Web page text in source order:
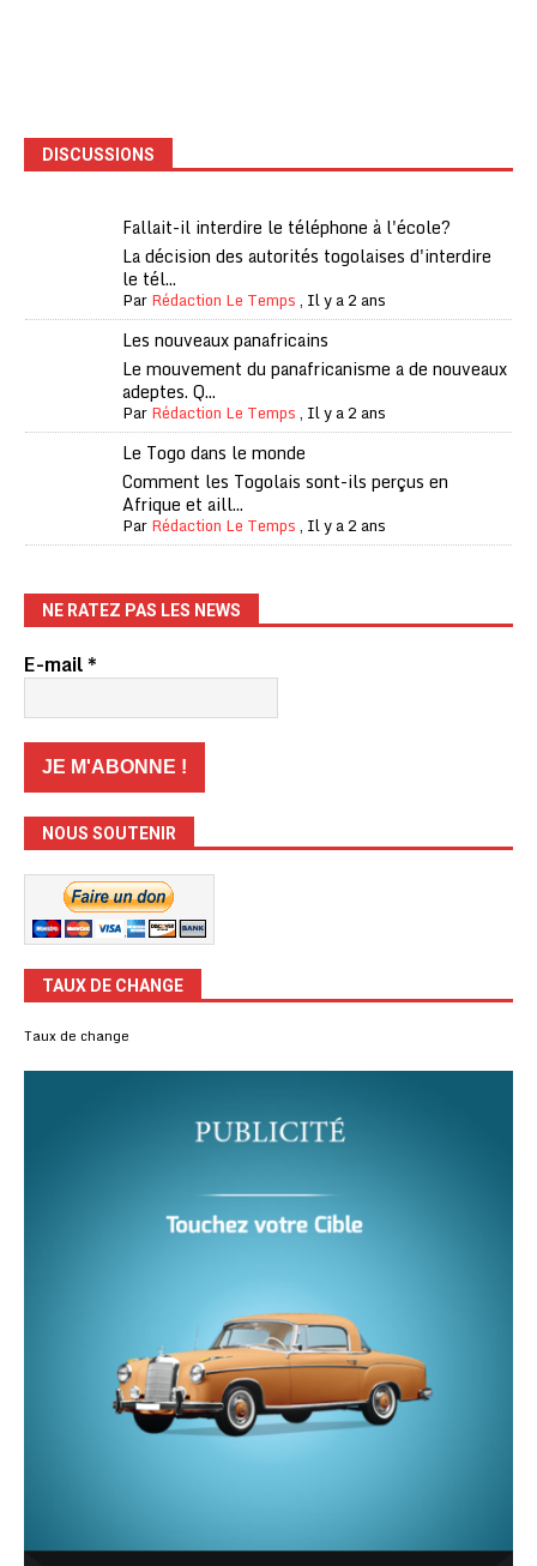
DISCUSSIONS
Fallait-il interdire le téléphone à l'école?
La décision des autorités togolaises d'interdire
le tél...
ParRédaction Le Temps, Il y a 2 ans
Les nouveaux panafricains
Le mouvement du panafricanisme a de nouveaux
adeptes. Q...
ParRédaction Le Temps, Il y a 2 ans
Le Togo dans le monde
Comment les Togolais sont-ils perçus en
Afrique et aill...
ParRédaction Le Temps, Il y a 2 ans
NE RATEZ PAS LES NEWS
E-mail*
NOUS SOUTENIR
TAUX DE CHANGE
Taux de change